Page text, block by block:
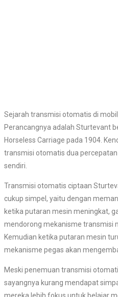
Sejarah transmisi otomatis di
Perancangnya adalah Sturtevant
Horseless Carriage pada 1904.
transmisi otomatis dua
sendiri.
Transmisi otomatis ciptaan
cukup simpel, yaitu dengan
ketika putaran mesin meningkat,
mendorong mekanisme transmisi
Kemudian ketika putaran mesin
mekanisme pegas akan
Meski penemuan transmisi
sayangnya kurang mendapat